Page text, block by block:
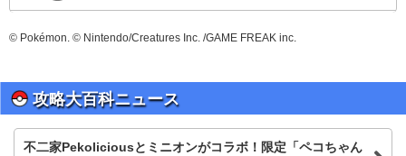
© Pokémon. © Nintendo/Creatures Inc. /GAME FREAK inc.
攻略大百科ニュース
不二家Pekoliciousとミニオンがコラボ！限定「ペコちゃん